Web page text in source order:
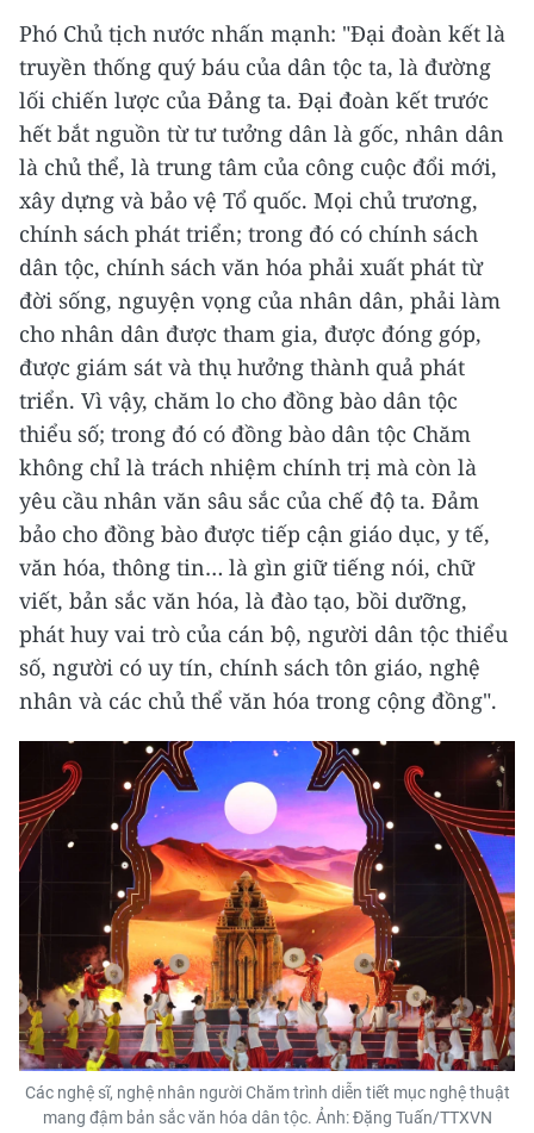
Phó Chủ tịch nước nhấn mạnh: "Đại đoàn kết là
truyền thống quý báu của dân tộc ta, là đường
lối chiến lược của Đảng ta. Đại đoàn kết trước
hết bắt nguồn từ tư tưởng dân là gốc, nhân dân
là chủ thể, là trung tâm của công cuộc đổi mới,
xây dựng và bảo vệ Tổ quốc. Mọi chủ trương,
chính sách phát triển; trong đó có chính sách
dân tộc, chính sách văn hóa phải xuất phát từ
đời sống, nguyện vọng của nhân dân, phải làm
cho nhân dân được tham gia, được đóng góp,
được giám sát và thụ hưởng thành quả phát
triển. Vì vậy, chăm lo cho đồng bào dân tộc
thiểu số; trong đó có đồng bào dân tộc Chăm
không chỉ là trách nhiệm chính trị mà còn là
yêu cầu nhân văn sâu sắc của chế độ ta. Đảm
bảo cho đồng bào được tiếp cận giáo dục, y tế,
văn hóa, thông tin… là gìn giữ tiếng nói, chữ
viết, bản sắc văn hóa, là đào tạo, bồi dưỡng,
phát huy vai trò của cán bộ, người dân tộc thiểu
số, người có uy tín, chính sách tôn giáo, nghệ
nhân và các chủ thể văn hóa trong cộng đồng".
Các nghệ sĩ, nghệ nhân người Chăm trình diễn tiết mục nghệ thuật
mang đậm bản sắc văn hóa dân tộc. Ảnh: Đặng Tuấn/TTXVN